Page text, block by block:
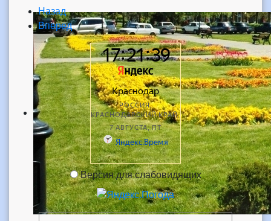
Назад
Вперед
Версия для слабовидящих